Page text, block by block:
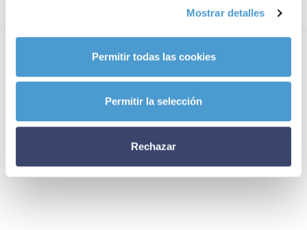
Mostrar detalles
Permitir todas las cookies
Permitir la selección
Rechazar